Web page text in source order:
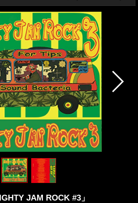
JAM ROCK #3」